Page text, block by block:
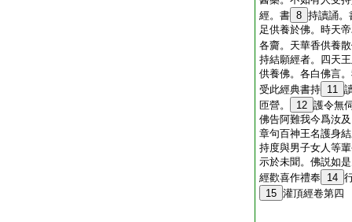
經。書 8 持讀誦。
足供養於佛。時天
各齎。天華香供養
持結願經者。四天
供養佛。各白佛言
受此經典書持 11
匝營。
12 護令無
佛告阿難我今爲汝
章句百神王名護身
持度與男子女人等
示於未聞。佛説如
經歡喜作禮奉 14
15 灌頂經卷第四